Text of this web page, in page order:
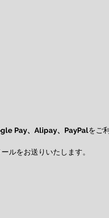
Pay、Alipay、PayPalをご
ルをお送りいたします。